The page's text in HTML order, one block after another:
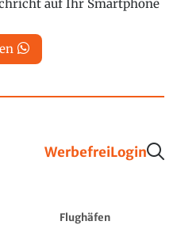
auf Ihr Smartphone
WerbefreiLogin
Flughäfen